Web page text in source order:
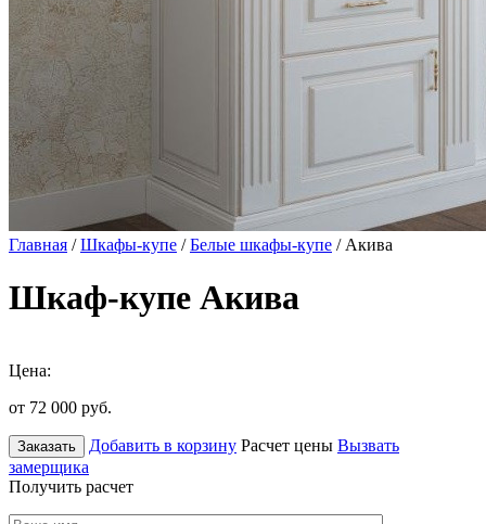
Главная /Шкафы-купе /Белые шкафы-купе / Акива
Шкаф-купе Акива
Цена:
от 72 000 руб.
Заказать Добавить в корзину Расчет цены Вызвать
замерщика
Получить расчет